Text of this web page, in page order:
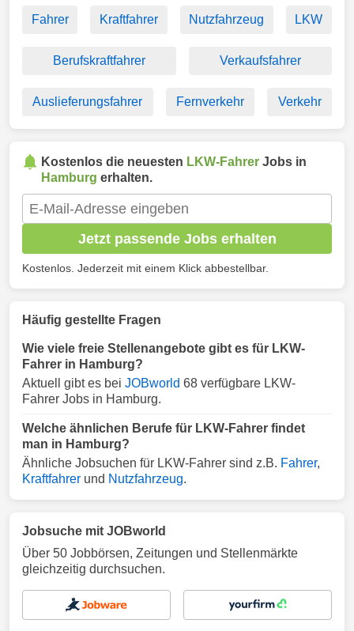
Fahrer Kraftfahrer Nutzfahrzeug LKW
Berufskraftfahrer Verkaufsfahrer
Auslieferungsfahrer Fernverkehr Verkehr
Kostenlos die neuesten LKW-Fahrer Jobs in
Hamburg erhalten.
Jetzt passende Jobs erhalten
Kostenlos. Jederzeit mit einem Klick abbestellbar.
Häufig gestellte Fragen
Wie viele freie Stellenangebote gibt es für LKW-
Fahrer in Hamburg?
Aktuell gibt es bei JOBworld 68 verfügbare LKW-
Fahrer Jobs in Hamburg.
Welche ähnlichen Berufe für LKW-Fahrer findet
man in Hamburg?
Ähnliche Jobsuchen für LKW-Fahrer sind z.B. Fahrer,
Kraftfahrer und Nutzfahrzeug.
Jobsuche mit JOBworld
Über 50 Jobbörsen, Zeitungen und Stellenmärkte
gleichzeitig durchsuchen.